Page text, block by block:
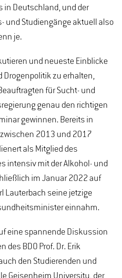
in Deutschland, und der
und Studiengänge aktuell also
je.
und neueste Einblicke
Drogenpolitik zu erhalten,
für Sucht- und
genau den richtigen
gewinnen. Bereits in
2013 und 2017
als Mitglied des
intensiv mit der Alkohol- und
im Januar 2022 auf
Lauterbach seine jetzige
einnahm.
eine spannende Diskussion
des BDO Prof. Dr. Erik
den Studierenden und
Geisenheim University, der